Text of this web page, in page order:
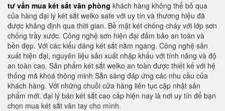
tư vấn mua két sắt văn phòng khách hàng không thể bỏ qua
của hàng đại lý két sắt welko safe với uy tín và thương hiệu đã
được khảng định qua thời gian. Bề mặt két chống cháy với lớp sơn
chống trầy xước. Công nghệ sơn hiện đại đảm bảo an toàn và
bền đẹp. Với các kiểu dáng két sắt nằm ngang. Công nghệ sản
xuất hiện đại, nguyên liệu sản xuất nhập khẩu với tính năng và độ
an toàn cao. Sản phẩm két sắt welko an toàn được thiết kế với hệ
thống mã khoá thông minh Sẵn sàng đáp ứng các nhu cầu của
khách hàng. Với những chuỗi cửa hàng liên tục cập nhật sản
phẩm mới. đại lý bán két sắt cao cấp hiện nay là nơi uy tín để bạn
chọn mua két sắt vân tay cho mình.